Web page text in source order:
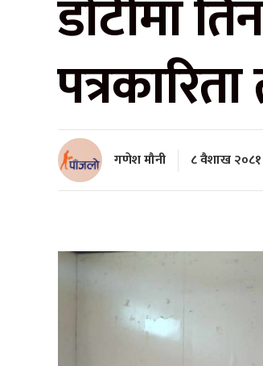
डोटीमा
गणेश मौनी ८ वैशाख